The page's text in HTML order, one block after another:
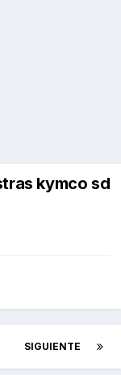
kymco sd
SIGUIENTE